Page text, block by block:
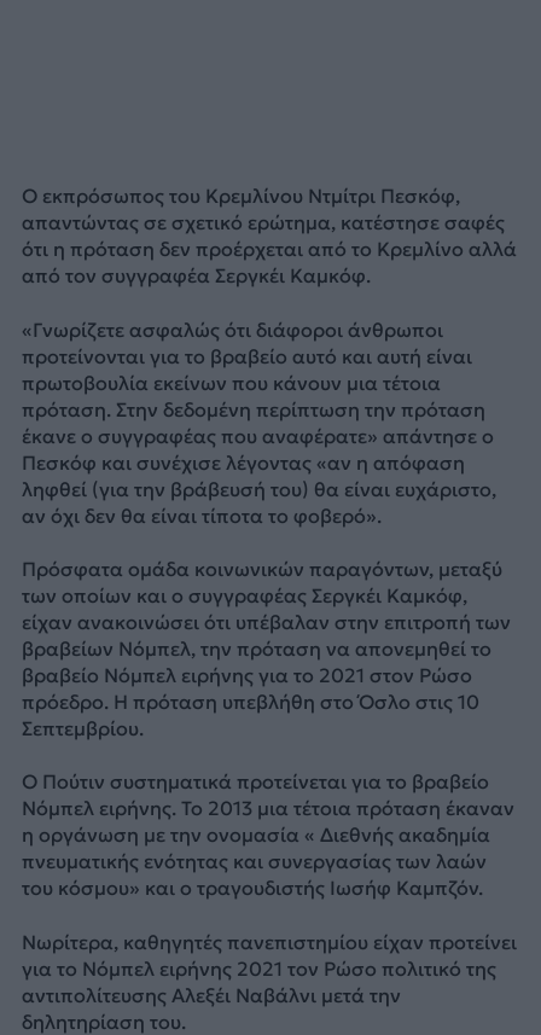
Ο εκπρόσωπος του Κρεμλίνου Ντμίτρι Πεσκόφ,
απαντώντας σε σχετικό ερώτημα, κατέστησε σαφές
ότι η πρόταση δεν προέρχεται από το Κρεμλίνο αλλά
από τον συγγραφέα Σεργκέι Καμκόφ.
«Γνωρίζετε ασφαλώς ότι διάφοροι άνθρωποι
προτείνονται για το βραβείο αυτό και αυτή είναι
πρωτοβουλία εκείνων που κάνουν μια τέτοια
πρόταση. Στην δεδομένη περίπτωση την πρόταση
έκανε ο συγγραφέας που αναφέρατε» απάντησε ο
Πεσκόφ και συνέχισε λέγοντας «αν η απόφαση
ληφθεί (για την βράβευσή του) θα είναι ευχάριστο,
αν όχι δεν θα είναι τίποτα το φοβερό».
Πρόσφατα ομάδα κοινωνικών παραγόντων, μεταξύ
των οποίων και ο συγγραφέας Σεργκέι Καμκόφ,
είχαν ανακοινώσει ότι υπέβαλαν στην επιτροπή των
βραβείων Νόμπελ, την πρόταση να απονεμηθεί το
βραβείο Νόμπελ ειρήνης για το 2021 στον Ρώσο
πρόεδρο. Η πρόταση υπεβλήθη στο Όσλο στις 10
Σεπτεμβρίου.
Ο Πούτιν συστηματικά προτείνεται για το βραβείο
Νόμπελ ειρήνης. Το 2013 μια τέτοια πρόταση έκαναν
η οργάνωση με την ονομασία « Διεθνής ακαδημία
πνευματικής ενότητας και συνεργασίας των λαών
του κόσμου» και ο τραγουδιστής Ιωσήφ Καμπζόν.
Νωρίτερα, καθηγητές πανεπιστημίου είχαν προτείνει
για το Νόμπελ ειρήνης 2021 τον Ρώσο πολιτικό της
αντιπολίτευσης Αλεξέι Ναβάλνι μετά την
δηλητηρίαση του.